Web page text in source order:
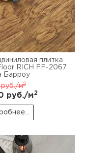
плитка
RICH FF-2067
Барроу
руб./м2
руб./м2